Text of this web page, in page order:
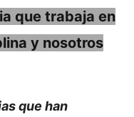
que trabaja en
y nosotros
que han